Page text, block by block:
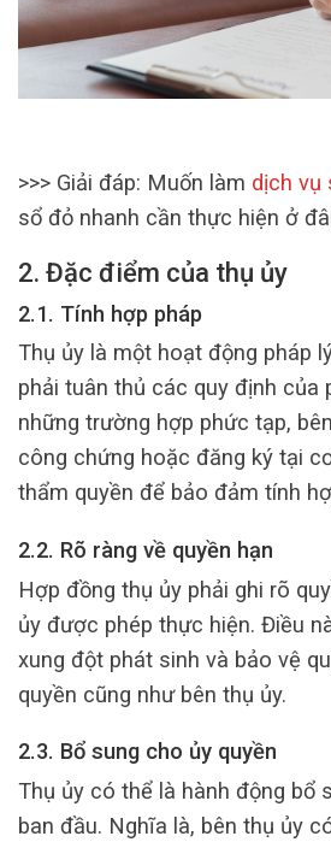
>>> Giải đáp: Muốn làm dịch vụ
sổ đỏ nhanh cần thực hiện ở
2. Đặc điểm của thụ ủy
2.1. Tính hợp pháp
Thụ ủy là một hoạt động pháp
phải tuân thủ các quy định của
những trường hợp phức tạp,
công chứng hoặc đăng ký tại
thẩm quyền để bảo đảm tính
2.2. Rõ ràng về quyền hạn
Hợp đồng thụ ủy phải ghi rõ
ủy được phép thực hiện. Điều
xung đột phát sinh và bảo vệ
quyền cũng như bên thụ ủy.
2.3. Bổ sung cho ủy quyền
Thụ ủy có thể là hành động bổ
ban đầu. Nghĩa là, bên thụ ủy